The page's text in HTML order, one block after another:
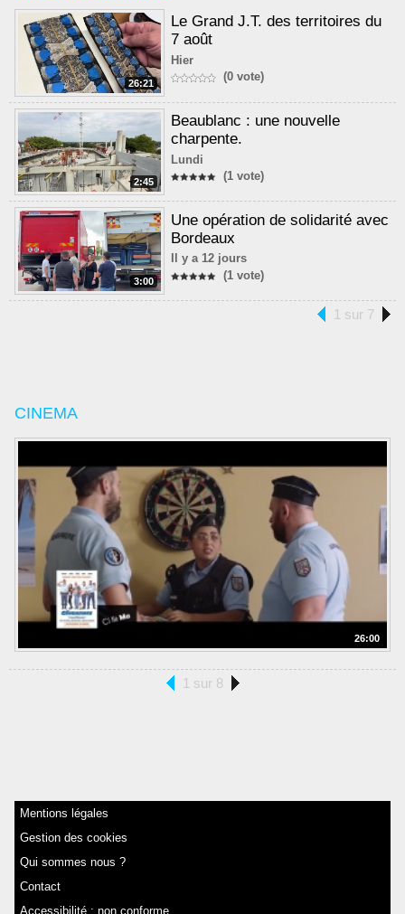
26:21
Le Grand J.T. des territoires du
7 août
Hier
(0 vote)
2:45
Beaublanc : une nouvelle
charpente.
Lundi
(1 vote)
3:00
Une opération de solidarité avec
Bordeaux
Il y a 12 jours
(1 vote)
1 sur 7
CINEMA
26:00
1 sur 8
Mentions légales
Gestion des cookies
Qui sommes nous ?
Contact
Accessibilité : non conforme